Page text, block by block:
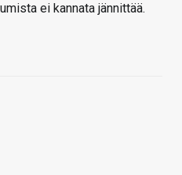
ei kannata jännittää.